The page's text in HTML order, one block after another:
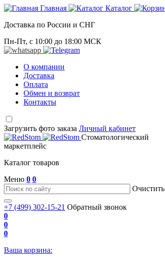
Главная Каталог
Доставка по России и СНГ
Пн-Пт, с 10:00 до 18:00 МСК
О компании
Доставка
Оплата
Обмен и возврат
Контакты
Загрузить фото заказа Личный кабинет
Стоматологический
маркетплейс
Каталог товаров
Меню 0 0
Очистить
+7 (499) 302-15-21 Обратный звонок
0
0
0
Ваша корзина: